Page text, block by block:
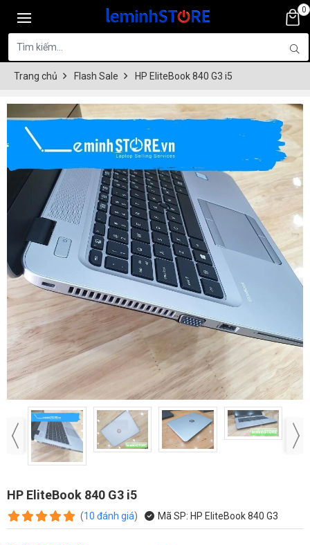
0
Trang chủ Flash Sale HP EliteBook 840 G3 i5
HP EliteBook 840 G3 i5
(10 đánh giá) Mã SP: HP EliteBook 840 G3